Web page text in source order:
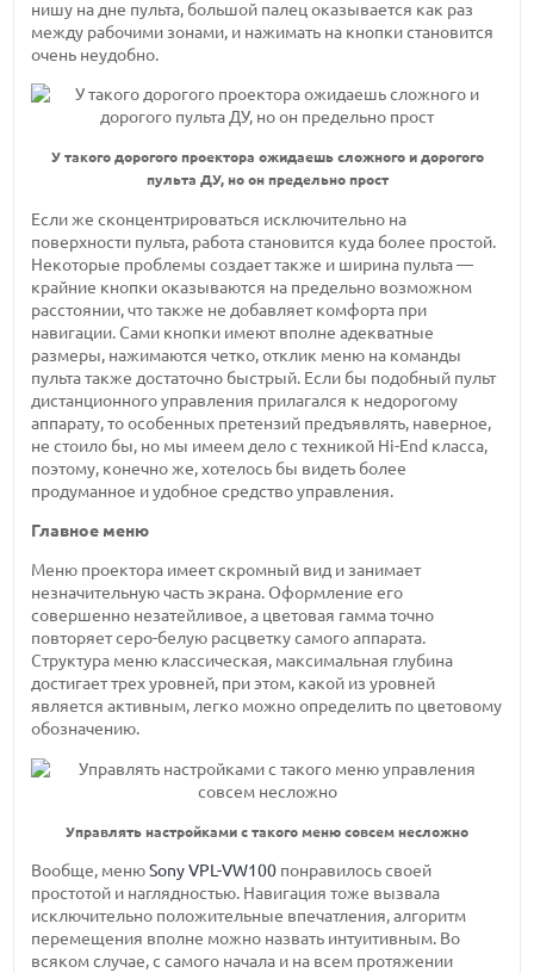
нишу на дне пульта, большой палец оказывается как раз
между рабочими зонами, и нажимать на кнопки становится
очень неудобно.
У такого дорогого проектора ожидаешь сложного и дорогого
пульта ДУ, но он предельно прост
Если же сконцентрироваться исключительно на
поверхности пульта, работа становится куда более простой.
Некоторые проблемы создает также и ширина пульта —
крайние кнопки оказываются на предельно возможном
расстоянии, что также не добавляет комфорта при
навигации. Сами кнопки имеют вполне адекватные
размеры, нажимаются четко, отклик меню на команды
пульта также достаточно быстрый. Если бы подобный пульт
дистанционного управления прилагался к недорогому
аппарату, то особенных претензий предъявлять, наверное,
не стоило бы, но мы имеем дело с техникой Hi-End класса,
поэтому, конечно же, хотелось бы видеть более
продуманное и удобное средство управления.
Главное меню
Меню проектора имеет скромный вид и занимает
незначительную часть экрана. Оформление его
совершенно незатейливое, а цветовая гамма точно
повторяет серо-белую расцветку самого аппарата.
Структура меню классическая, максимальная глубина
достигает трех уровней, при этом, какой из уровней
является активным, легко можно определить по цветовому
обозначению.
Управлять настройками с такого меню совсем несложно
Вообще, менюSony VPL-VW100 понравилось своей
простотой и наглядностью. Навигация тоже вызвала
исключительно положительные впечатления, алгоритм
перемещения вполне можно назвать интуитивным. Во
всяком случае, с самого начала и на всем протяжении